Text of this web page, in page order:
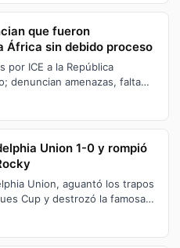
que fueron
África sin debido proceso
por ICE a la República
denuncian amenazas, falta
Union 1-0 y rompió
Union, aguantó los trapos
Cup y destrozó la famosa